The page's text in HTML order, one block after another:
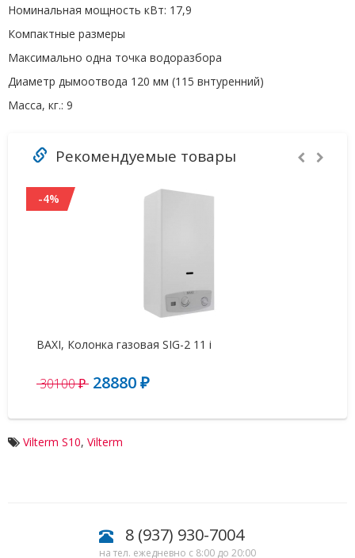
Номинальная мощность кВт: 17,9
Компактные размеры
Максимально одна точка водоразбора
Диаметр дымоотвода 120 мм (115 внтуренний)
Масса, кг.: 9
Рекомендуемые товары
-4%
BAXI, Колонка газовая SIG-2 11 i
30100 ₽ 28880 ₽
Vilterm S10, Vilterm
8 (937) 930-7004
на тел. ежедневно с 8:00 до 20:00